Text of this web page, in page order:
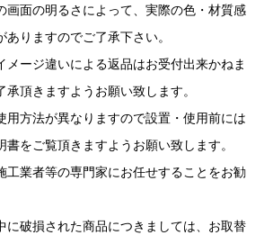
画面の明るさによって、実際の色・材質感
ありますのでご了承下さい。
ージ違いによる返品はお受付出来かねま
承頂きますようお願い致します。
用方法が異なりますので設置・使用前には
書をご覧頂きますようお願い致します。
工業者等の専門家にお任せすることをお勧
に破損された商品につきましては、お取替